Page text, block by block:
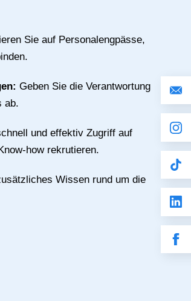
Sie auf Personalengpässe,
Geben Sie die Verantwortung
ab.
und effektiv Zugriff auf
how rekrutieren.
Wissen rund um die